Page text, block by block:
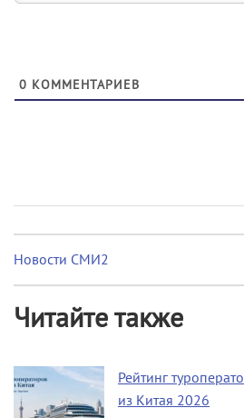
0 КОММЕНТАРИЕВ
Новости СМИ2
Читайте также
Рейтинг
из Китая 2026